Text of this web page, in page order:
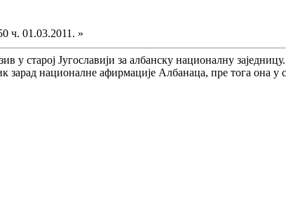
ч. 01.03.2011. »
у старој Југославији за албанску националну
зарад националне афирмације Албанаца, пре тога она